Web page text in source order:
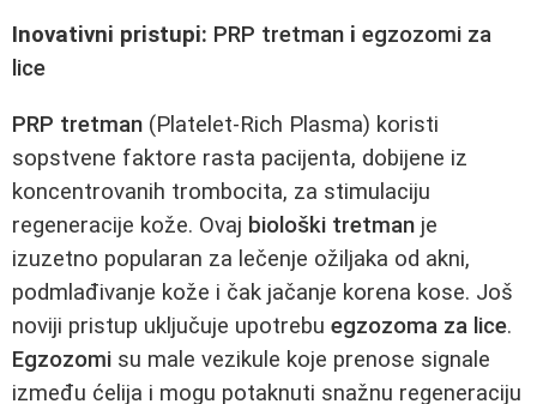
Inovativni pristupi: PRP tretman i egzozomi za
lice
PRP tretman (Platelet-Rich Plasma) koristi
sopstvene faktore rasta pacijenta, dobijene iz
koncentrovanih trombocita, za stimulaciju
regeneracije kože. Ovaj biološki tretman je
izuzetno popularan za lečenje ožiljaka od akni,
podmlađivanje kože i čak jačanje korena kose. Još
noviji pristup uključuje upotrebu egzozoma za lice.
Egzozomi su male vezikule koje prenose signale
između ćelija i mogu potaknuti snažnu regeneraciju